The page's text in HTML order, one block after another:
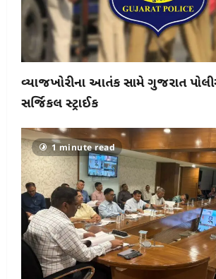
વ્યાજખોરીના આતંક સામે ગુજરાત
સર્જિકલ સ્ટ્રાઈક
1 minute read